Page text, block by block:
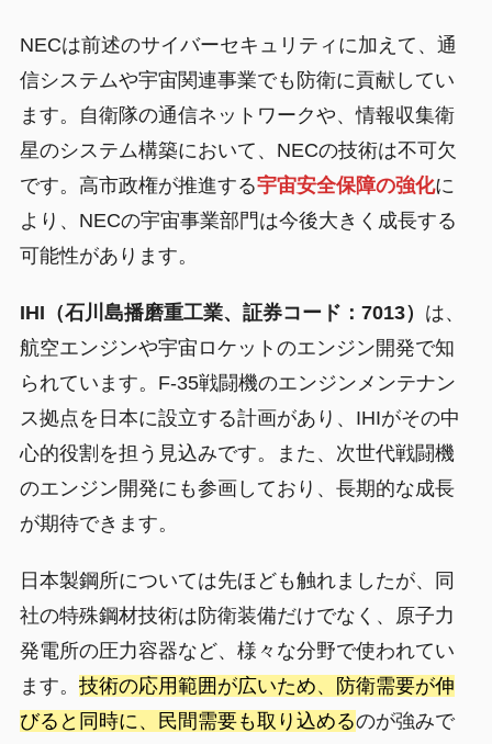
NECは前述のサイバーセキュリティに加えて、通
信システムや宇宙関連事業でも防衛に貢献してい
ます。自衛隊の通信ネットワークや、情報収集衛
星のシステム構築において、NECの技術は不可欠
です。高市政権が推進する宇宙安全保障の強化に
より、NECの宇宙事業部門は今後大きく成長する
可能性があります。
IHI（石川島播磨重工業、証券コード：7013） は、
航空エンジンや宇宙ロケットのエンジン開発で知
られています。F-35戦闘機のエンジンメンテナン
ス拠点を日本に設立する計画があり、IHIがその中
心的役割を担う見込みです。また、次世代戦闘機
のエンジン開発にも参画しており、長期的な成長
が期待できます。
日本製鋼所については先ほども触れましたが、同
社の特殊鋼材技術は防衛装備だけでなく、原子力
発電所の圧力容器など、様々な分野で使われてい
ます。 技術の応用範囲が広いため、防衛需要が伸
びると同時に、民間需要も取り込めるのが強みで